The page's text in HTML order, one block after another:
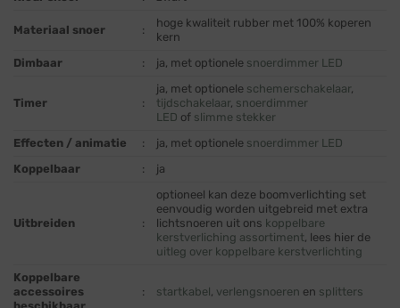
Materiaal snoer :
hoge kwaliteit rubber met 100% koperen
kern
Dimbaar
: ja, met optionele snoerdimmer LED
Timer :
ja, met optionele schemerschakelaar,
tijdschakelaar, snoerdimmer
LED of slimme stekker
Effecten / animatie
: ja, met optionele snoerdimmer LED
Koppelbaar
: ja
Uitbreiden :
optioneel kan deze boomverlichting set
eenvoudig worden uitgebreid met extra
lichtsnoeren uit ons koppelbare
kerstverliching assortiment, lees hier de
uitleg over koppelbare kerstverlichting
Koppelbare
accessoires
: startkabel, verlengsnoeren en splitters